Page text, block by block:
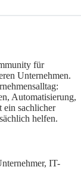
für
Unternehmen.
Automatisierung,
ein sachlicher
helfen.
IT-